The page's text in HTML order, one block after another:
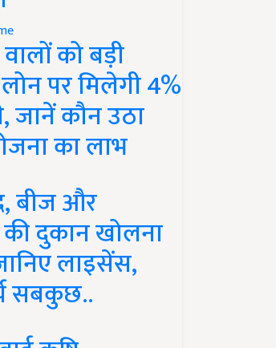
को बड़ी
पर मिलेगी 4%
जानें कौन उठा
का लाभ
बीज और
दुकान खोलना
लाइसेंस,
सबकुछ..